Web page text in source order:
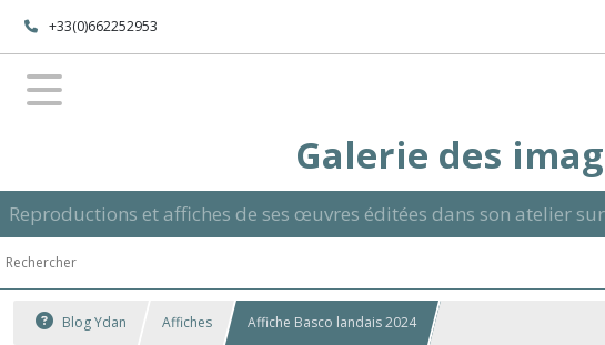
+33(0)662252953
Galerie des
Reproductions et affiches de ses œuvres éditées dans son atelier
Blog Ydan Affiches Affiche Basco landais 2024